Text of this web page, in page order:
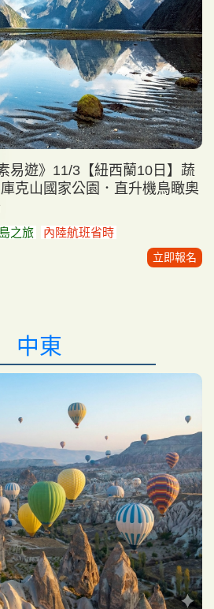
易遊》11/3【紐西蘭10日】蔬
克山國家公園．直升機鳥瞰奧
之旅 內陸航班省時
立即報名
中東